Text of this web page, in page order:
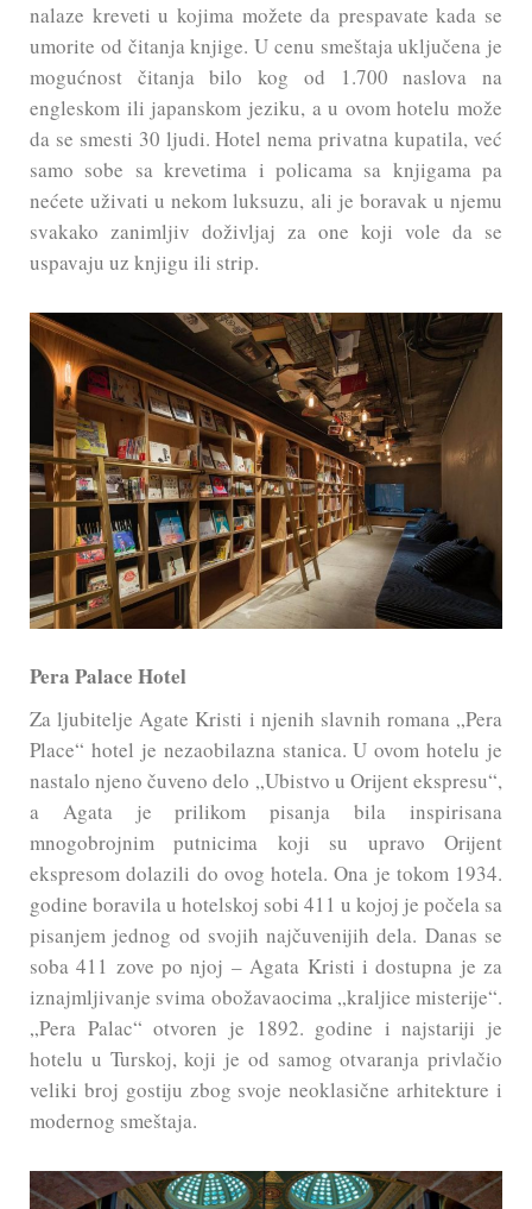
nalaze kreveti u kojima možete da prespavate kada se
umorite od čitanja knjige. U cenu smeštaja uključena je
mogućnost čitanja bilo kog od 1.700 naslova na
engleskom ili japanskom jeziku, a u ovom hotelu može
da se smesti 30 ljudi. Hotel nema privatna kupatila, već
samo sobe sa krevetima i policama sa knjigama pa
nećete uživati u nekom luksuzu, ali je boravak u njemu
svakako zanimljiv doživljaj za one koji vole da se
uspavaju uz knjigu ili strip.
Pera Palace Hotel
Za ljubitelje Agate Kristi i njenih slavnih romana „Pera
Place“ hotel je nezaobilazna stanica. U ovom hotelu je
nastalo njeno čuveno delo „Ubistvo u Orijent ekspresu“,
a Agata je prilikom pisanja bila inspirisana
mnogobrojnim putnicima koji su upravo Orijent
ekspresom dolazili do ovog hotela. Ona je tokom 1934.
godine boravila u hotelskoj sobi 411 u kojoj je počela sa
pisanjem jednog od svojih najčuvenijih dela. Danas se
soba 411 zove po njoj – Agata Kristi i dostupna je za
iznajmljivanje svima obožavaocima „kraljice misterije“.
„Pera Palac“ otvoren je 1892. godine i najstariji je
hotelu u Turskoj, koji je od samog otvaranja privlačio
veliki broj gostiju zbog svoje neoklasične arhitekture i
modernog smeštaja.